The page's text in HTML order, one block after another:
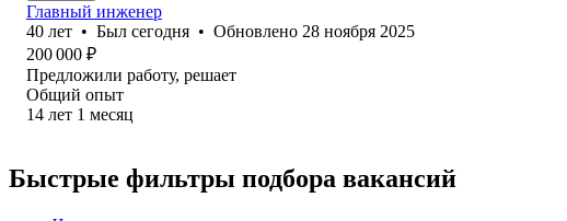
Главный инженер
40 лет • Был сегодня • Обновлено 28 ноября 2025
200 000 ₽
Предложили работу, решает
Общий опыт
14 лет 1 месяц
Быстрые фильтры подбора вакансий